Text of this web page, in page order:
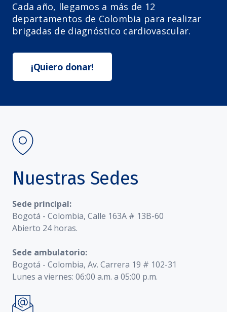
Cada año, llegamos a más de 12
departamentos de Colombia para realizar
brigadas de diagnóstico cardiovascular.
¡Quiero donar!
Nuestras Sedes
Sede principal:
Bogotá - Colombia, Calle 163A # 13B-60
Abierto 24 horas.
Sede ambulatorio:
Bogotá - Colombia, Av. Carrera 19 # 102-31
Lunes a viernes: 06:00 a.m. a 05:00 p.m.